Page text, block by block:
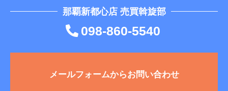
那覇新都心店 売買斡旋部
098-860-5540
メールフォームからお問い合わせ